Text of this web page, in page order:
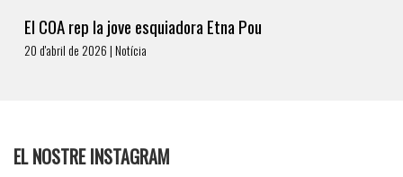
El COA rep la jove esquiadora Etna Pou
20 d'abril de 2026 | Notícia
EL NOSTRE INSTAGRAM